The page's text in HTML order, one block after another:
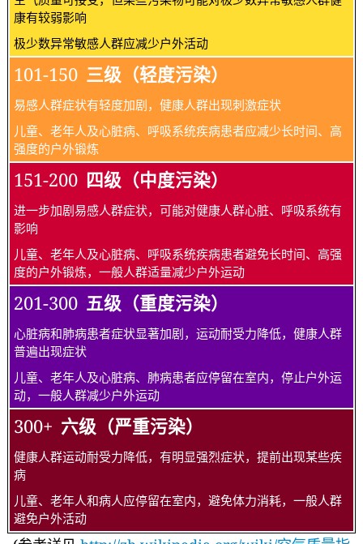
康有较弱影响
极少数异常敏感人群应减少户外活动
101-150 三级（轻度污染）
易感人群症状有轻度加剧，健康人群出现刺激症状
儿童、老年人及心脏病、呼吸系统疾病患者应减少长时间、高
强度的户外锻炼
151-200 四级（中度污染）
进一步加剧易感人群症状，可能对健康人群心脏、呼吸系统有
影响
儿童、老年人及心脏病、呼吸系统疾病患者避免长时间、高强
度的户外锻炼，一般人群适量减少户外运动
201-300 五级（重度污染）
心脏病和肺病患者症状显著加剧，运动耐受力降低，健康人群
普遍出现症状
儿童、老年人及心脏病、肺病患者应停留在室内，停止户外运
动，一般人群减少户外运动
300+ 六级（严重污染）
健康人群运动耐受力降低，有明显强烈症状，提前出现某些疾
病
儿童、老年人和病人应停留在室内，避免体力消耗，一般人群
避免户外活动